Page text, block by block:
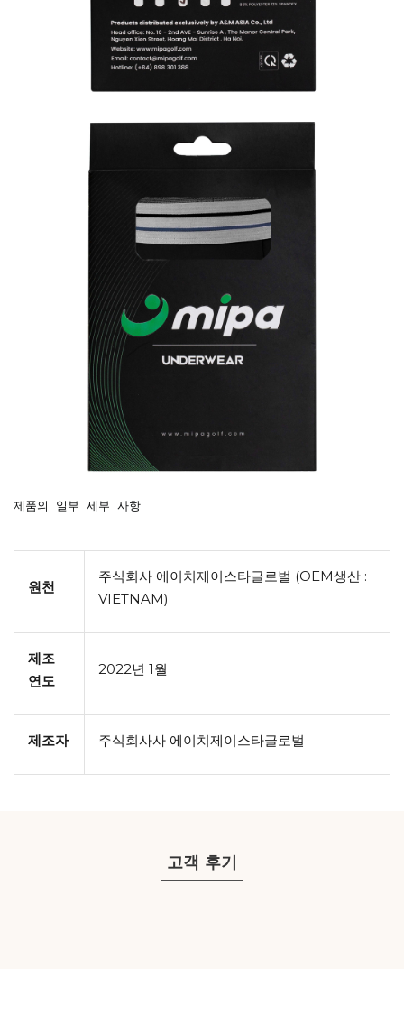
제품의 일부 세부 사항
원천
주식회사 에이치제이스타글로벌 (OEM생산 :
VIETNAM)
제조
연도
2022년 1월
제조자 주식회사사 에이치제이스타글로벌
고객 후기